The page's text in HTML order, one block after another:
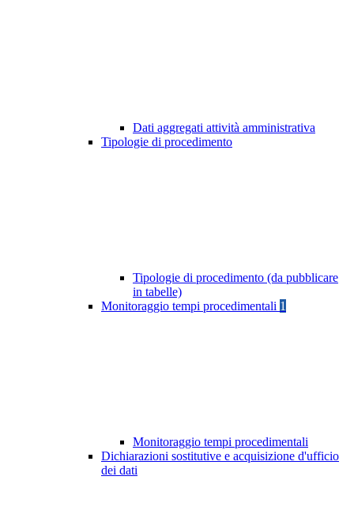
Dati aggregati attività amministrativa
Tipologie di procedimento
Tipologie di procedimento (da pubblicare
in tabelle)
Monitoraggio tempi procedimentali 1
Monitoraggio tempi procedimentali
Dichiarazioni sostitutive e acquisizione d'ufficio
dei dati